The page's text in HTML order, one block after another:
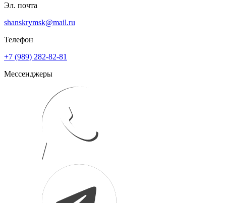
Эл. почта
shanskrymsk@mail.ru
Телефон
+7 (989) 282-82-81
Мессенджеры